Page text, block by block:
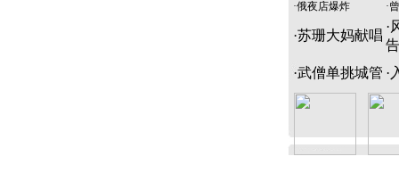
·俄夜店爆炸 ·
·苏珊大妈献唱
·
告
·武僧单挑城管 ·